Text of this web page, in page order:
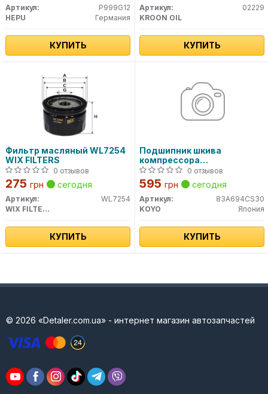
Артикул:
P999G12
HEPU
Германия
КУПИТЬ
Артикул:
02229
KROON OIL
КУПИТЬ
Фильтр масляный WL7254
WIX FILTERS
0 отзывов
275 грн сегодня
Артикул:
WL7254
WIX FILTERS
КУПИТЬ
Подшипник шкива
компрессора
кондиционера0 отзывов
595 грн сегодня
Артикул:
83A694CS30
KOYO
Япония
КУПИТЬ
© 2026 «Detaler.com.ua» - интернет магазин автозапчастей